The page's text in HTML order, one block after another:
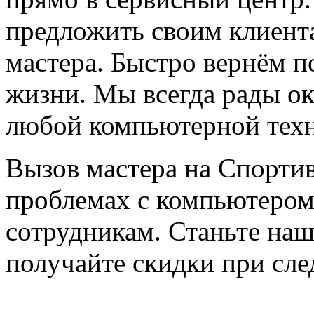
предложить своим
мастера. Быстро вернём
жизни. Мы всегда рады
любой компьютерной
Вызов мастера на
проблемах с
сотрудникам. Станьте
получайте скидки при